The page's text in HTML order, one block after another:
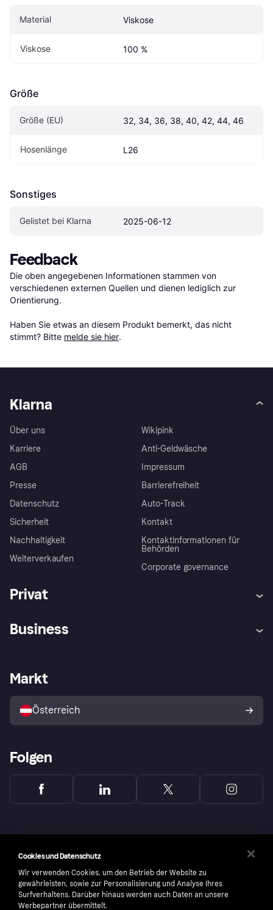
Material Viskose
Viskose 100 %
Größe
Größe (EU) 32, 34, 36, 38, 40, 42, 44, 46
Hosenlänge L26
Sonstiges
Gelistet bei Klarna 2025-06-12
Feedback
Die oben angegebenen Informationen stammen von
verschiedenen externen Quellen und dienen lediglich zur
Orientierung.
Haben Sie etwas an diesem Produkt bemerkt, das nicht
stimmt? Bitte melde sie hier.
Klarna
Über uns
Karriere
AGB
Presse
Datenschutz
Sicherheit
Nachhaltigkeit
Weiterverkaufen
Wikipink
Anti-Geldwäsche
Impressum
Barrierefreiheit
Auto-Track
Kontakt
Kontaktinformationen für
Behörden
Corporate governance
Privat
Shops entdecken
Business
Händlerportal
Markt
Österreich
Folgen
Cookies und Datenschutz
Wir verwenden Cookies, um den Betrieb der Website zu
gewährleisten, sowie zur Personalisierung und Analyse Ihres
Surfverhaltens. Darüber hinaus werden auch Daten an unsere
Werbepartner übermittelt.